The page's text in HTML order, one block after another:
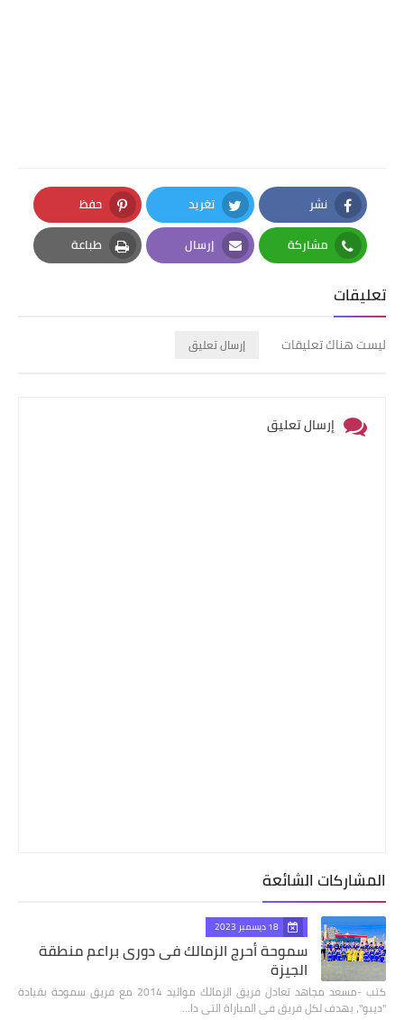
نشر
Facebook
تغريد
Twitter
حفظ
Pinterest
مشاركة
Whatsapp
إرسال
Email
طباعة
Print
تعليقات
ليست هناك تعليقات إرسال تعليق
إرسال تعليق
المشاركات الشائعة
18 ديسمبر 2023
سموحة أحرج الزمالك فى دورى براعم منطقة
الجيزة
كتب -مسعد مجاهد تعادل فريق الزمالك مواليد 2014 مع فريق سموحة بقيادة
"ديبو"، بهدف لكل فريق فى المباراة التى دا…